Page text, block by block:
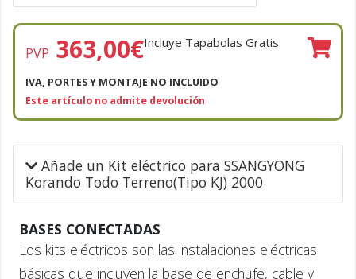
PVP 363,00€Incluye Tapabolas Gratis
IVA, PORTES Y MONTAJE NO INCLUIDO
Este artículo no admite devolución
Añade un Kit eléctrico para SSANGYONG
Korando Todo Terreno(Tipo KJ) 2000
BASES CONECTADAS
Los kits eléctricos son las instalaciones eléctricas
básicas que incluyen la base de enchufe, cable y